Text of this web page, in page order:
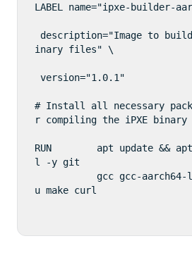
LABEL name="ipxe-builder-
inary files" \
# Install all necessary
r compiling the iPXE
RUN        apt update &&
l -y git
u make curl